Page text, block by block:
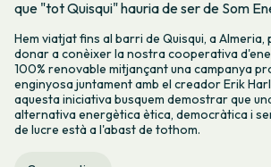
que "tot Quisqui" hauria de ser de Som
Hem viatjat fins al barri de Quisqui, a Almeria,
donar a conèixer la nostra cooperativa
100% renovable mitjançant una campanya
enginyosa juntament amb el creador Erik
aquesta iniciativa busquem demostrar que
alternativa energètica ètica, democràtica i
de lucre està a l'abast de tothom.